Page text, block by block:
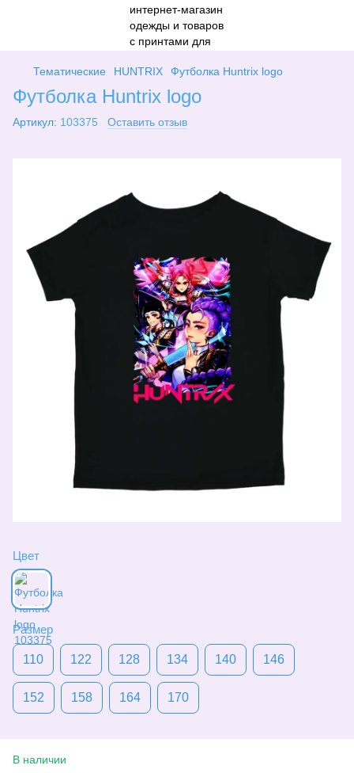
Тематические HUNTRIX Футболка Huntrix logo
Футболка Huntrix logo
Артикул: 103375 Оставить отзыв
Цвет
Размер
110 122 128 134 140 146
152 158 164 170
В наличии